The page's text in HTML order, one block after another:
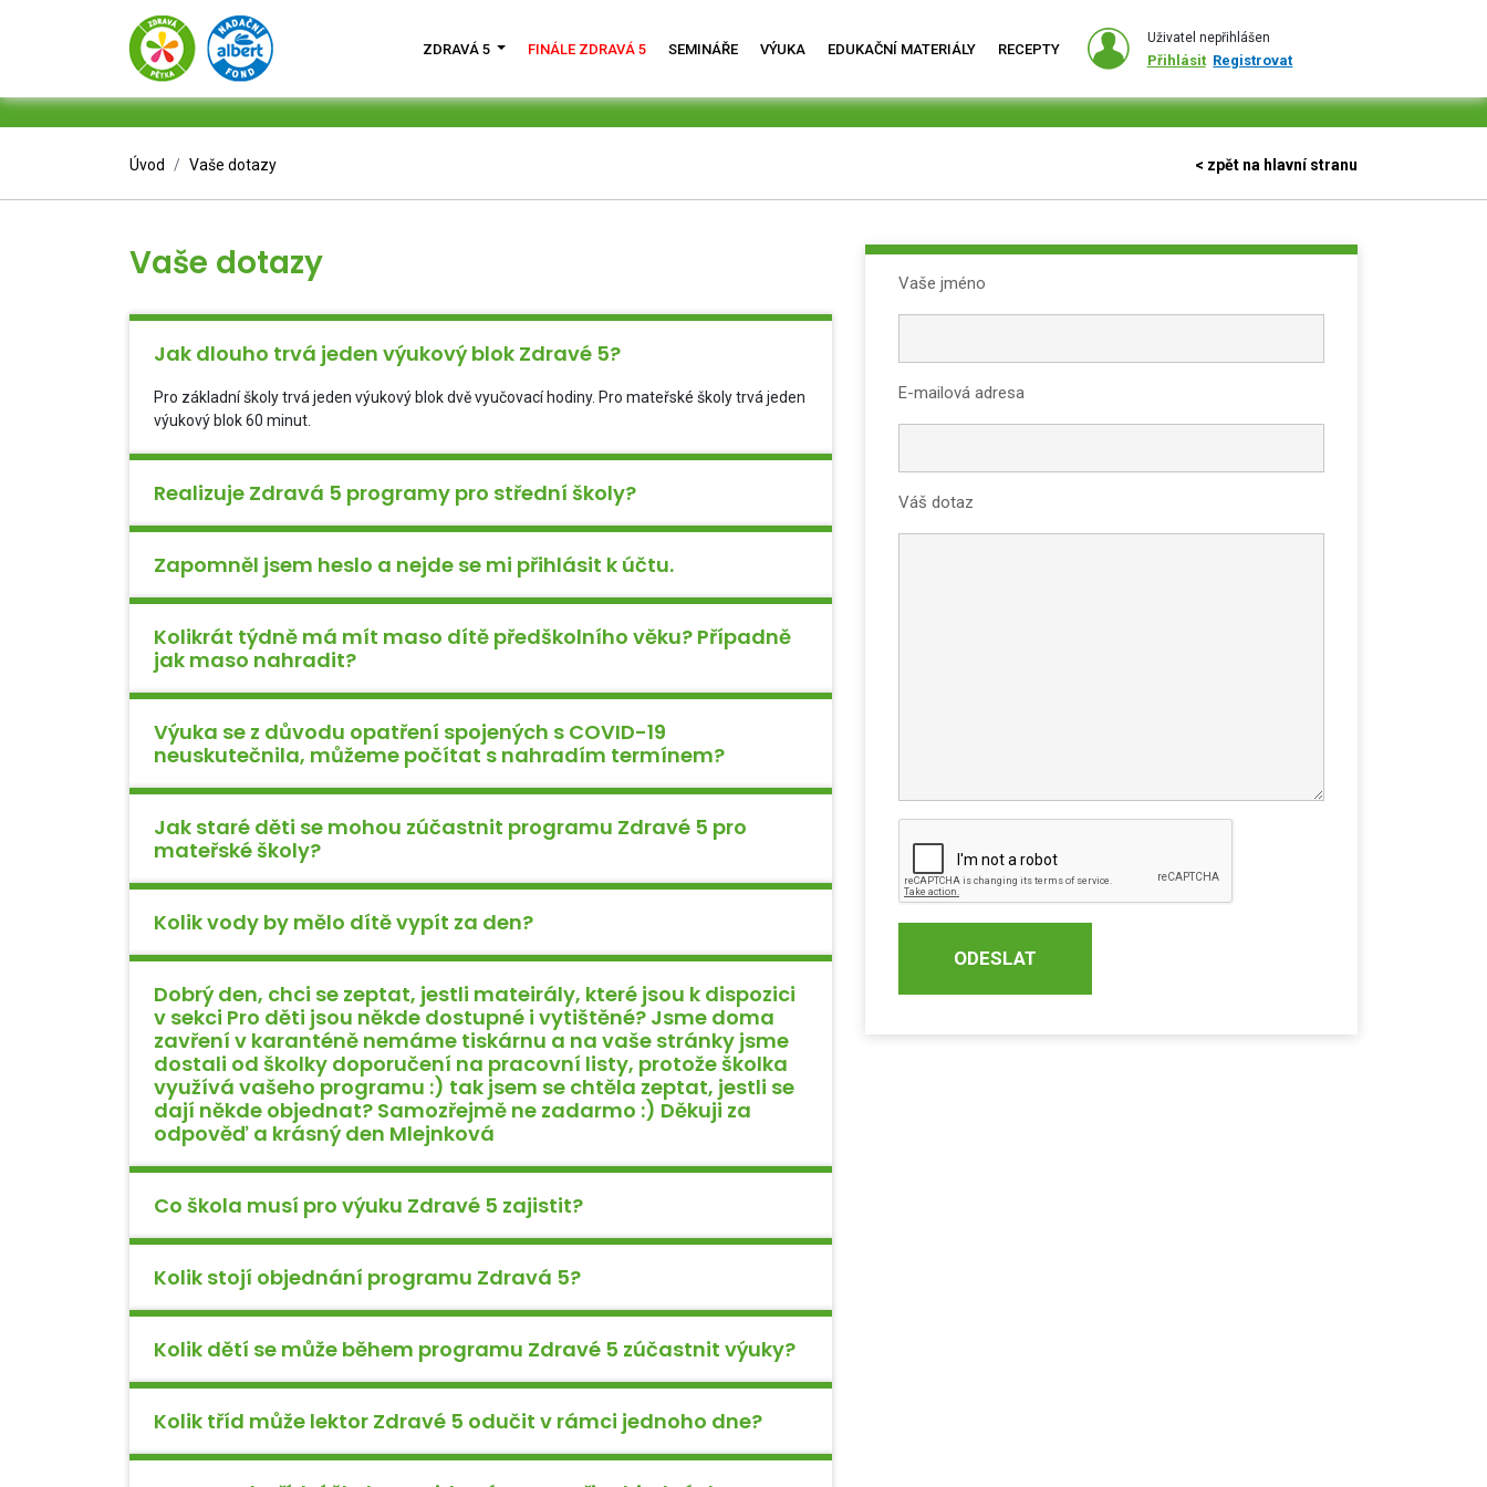
ZDRAVÁ 5 FINÁLE ZDRAVÁ 5 SEMINÁŘE VÝUKA EDUKAČNÍ MATERIÁLY RECEPTY
Uživatel nepřihlášen
Přihlásit Registrovat
Úvod Vaše dotazy < zpět na hlavní stranu
Vaše dotazy
Jak dlouho trvá jeden výukový blok Zdravé 5?
Pro základní školy trvá jeden výukový blok dvě vyučovací hodiny. Pro mateřské školy trvá jeden
výukový blok 60 minut.
Realizuje Zdravá 5 programy pro střední školy?
Zapomněl jsem heslo a nejde se mi přihlásit k účtu.
Kolikrát týdně má mít maso dítě předškolního věku? Případně
jak maso nahradit?
Výuka se z důvodu opatření spojených s COVID-19
neuskutečnila, můžeme počítat s nahradím termínem?
Jak staré děti se mohou zúčastnit programu Zdravé 5 pro
mateřské školy?
Kolik vody by mělo dítě vypít za den?
Dobrý den, chci se zeptat, jestli mateirály, které jsou k dispozici
v sekci Pro děti jsou někde dostupné i vytištěné? Jsme doma
zavření v karanténě nemáme tiskárnu a na vaše stránky jsme
dostali od školky doporučení na pracovní listy, protože školka
využívá vašeho programu :) tak jsem se chtěla zeptat, jestli se
dají někde objednat? Samozřejmě ne zadarmo :) Děkuji za
odpověď a krásný den Mlejnková
Co škola musí pro výuku Zdravé 5 zajistit?
Kolik stojí objednání programu Zdravá 5?
Kolik dětí se může během programu Zdravé 5 zúčastnit výuky?
Kolik tříd může lektor Zdravé 5 odučit v rámci jednoho dne?
Vaše jméno
E-mailová adresa
Váš dotaz